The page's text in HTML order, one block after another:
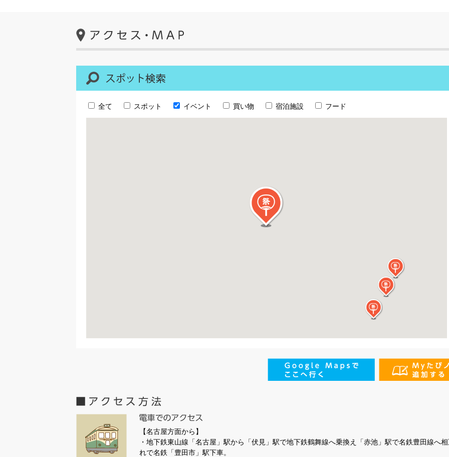
全て スポット イベント 買い物 宿泊施設 フード
【名古屋方面から】
・地下鉄東山線「名古屋」駅から「伏見」駅で地下鉄鶴舞線へ乗換え「赤池」駅で名鉄豊田線へ
れで名鉄「豊田市」駅下車。